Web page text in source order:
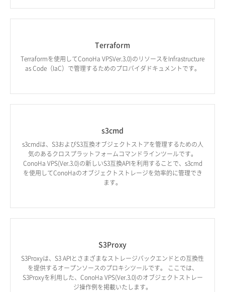
Terraform
Terraformを使用してConoHa VPSVer.3.0)のリソースをInfrastructure
as Code（IaC）で管理するためのプロバイダドキュメントです。
s3cmd
s3cmdは、S3およびS3互換オブジェクトストアを管理するための人
気のあるクロスプラットフォームコマンドラインツールです。
ConoHa VPS(Ver.3.0)の新しいS3互換APIを利用することで、s3cmd
を使用してConoHaのオブジェクトストレージを効率的に管理でき
ます。
S3Proxy
S3Proxyは、S3 APIとさまざまなストレージバックエンドとの互換性
を提供するオープンソースのプロキシツールです。 ここでは、
S3Proxyを利用した、ConoHa VPS(Ver.3.0)のオブジェクトストレー
ジ操作例を掲載いたします。